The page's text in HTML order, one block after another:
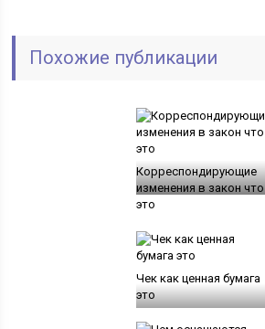
Похожие публикации
Корреспондирующие
изменения в закон что
это
Чек как ценная бумага
это